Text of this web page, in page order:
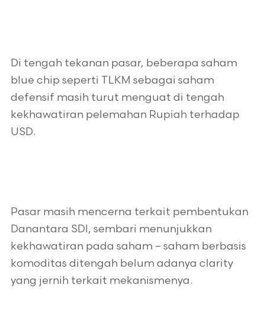
Di tengah tekanan pasar, beberapa saham
blue chip seperti TLKM sebagai saham
defensif masih turut menguat di tengah
kekhawatiran pelemahan Rupiah terhadap
USD.
Pasar masih mencerna terkait pembentukan
Danantara SDI, sembari menunjukkan
kekhawatiran pada saham – saham berbasis
komoditas ditengah belum adanya clarity
yang jernih terkait mekanismenya.